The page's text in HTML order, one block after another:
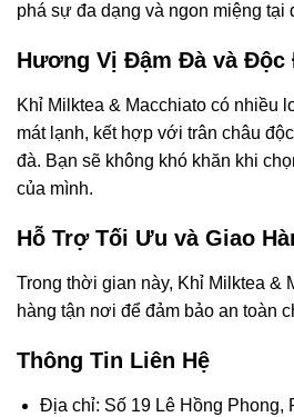
phá sự đa dạng và ngon miệng tại
Hương Vị Đậm Đà và Độc
Khỉ Milktea & Macchiato có nhiều
mát lạnh, kết hợp với trân châu
đà. Bạn sẽ không khó khăn khi
của mình.
Hỗ Trợ Tối Ưu và Giao
Trong thời gian này, Khỉ Milktea &
hàng tận nơi để đảm bảo an toàn
Thông Tin Liên Hệ
Địa chỉ: Số 19 Lê Hồng Phong,